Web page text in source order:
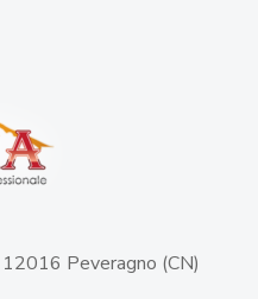
Peveragno (CN)